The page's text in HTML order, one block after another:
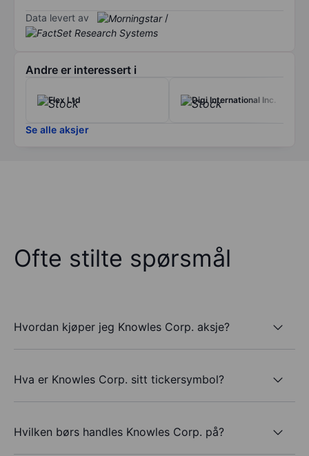
Data levert av /
Andre er interessert i
Flex Ltd Digi International Inc.
Se alle aksjer
Ofte stilte spørsmål
Hvordan kjøper jeg Knowles Corp. aksje?
Hva er Knowles Corp. sitt tickersymbol?
Hvilken børs handles Knowles Corp. på?